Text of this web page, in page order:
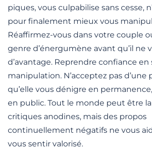
piques, vous culpabilise sans cesse,
pour finalement mieux vous
Réaffirmez-vous dans votre couple
genre d’énergumène avant qu’il ne
d’avantage. Reprendre confiance en
manipulation. N’acceptez pas d’une
qu’elle vous dénigre en
en public. Tout le monde peut être
critiques anodines, mais des propos
continuellement négatifs ne vous
vous sentir valorisé.